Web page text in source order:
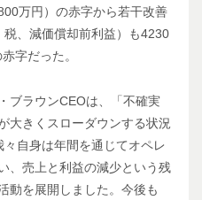
万円）の赤字から若干改善
税、減価償却前利益）も4230
字だった。
ブラウンCEOは、「不確実
大きくスローダウンする状況
自身は年間を通じてオペレ
、売上と利益の減少という残
動を展開しました。今後も